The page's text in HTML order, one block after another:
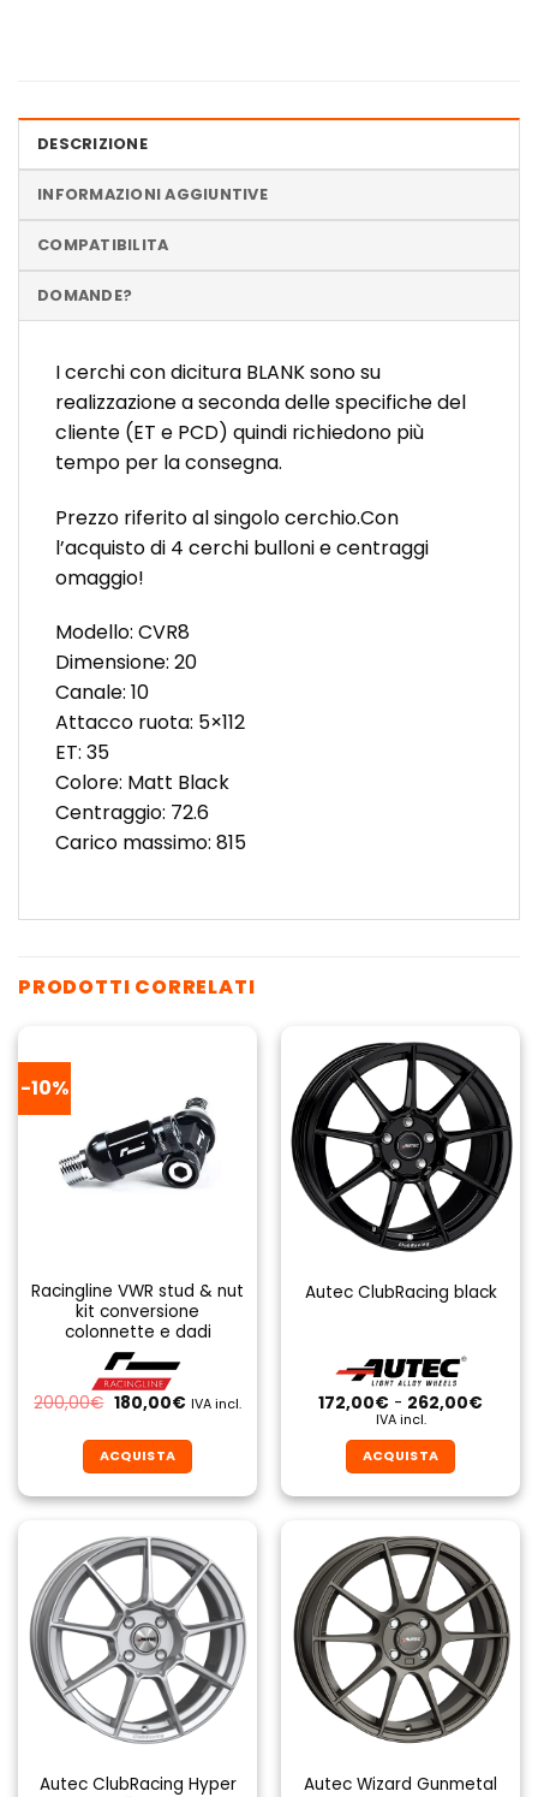
DESCRIZIONE
INFORMAZIONI AGGIUNTIVE
COMPATIBILITA
DOMANDE?
I cerchi con dicitura BLANK sono su
realizzazione a seconda delle specifiche del
cliente (ET e PCD) quindi richiedono più
tempo per la consegna.
Prezzo riferito al singolo cerchio.Con
l’acquisto di 4 cerchi bulloni e centraggi
omaggio!
Modello: CVR8
Dimensione: 20
Canale: 10
Attacco ruota: 5×112
ET: 35
Colore: Matt Black
Centraggio: 72.6
Carico massimo: 815
PRODOTTI CORRELATI
-10%
Racingline VWR stud & nut
kit conversione
colonnette e dadi
200,00€ Il
prezzo
era:
200,00€.
180,00€Il
è:
180,00€.
IVA incl.
ACQUISTA
prodotto
ha
più
varianti.
Le
opzioni
possono
essere
scelte
nella
del
Autec ClubRacing black
172,00€ - 262,00€Fascia
IVA incl.
ACQUISTA
prodotto
ha
più
varianti.
Le
opzioni
possono
essere
scelte
nella
del
Autec ClubRacing Hyper
Autec Wizard Gunmetal